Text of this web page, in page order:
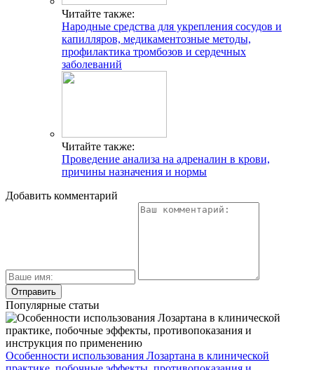
Читайте также:
Народные средства для укрепления сосудов и
капилляров, медикаментозные методы,
профилактика тромбозов и сердечных
заболеваний
Читайте также:
Проведение анализа на адреналин в крови,
причины назначения и нормы
Добавить комментарий
Популярные статьи
Особенности использования Лозартана в клинической